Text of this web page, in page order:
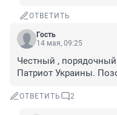
ОТВЕТИТЬ
Гость
14 мая, 09:25
Честный ,
Патриот Украины.
ОТВЕТИТЬ 2